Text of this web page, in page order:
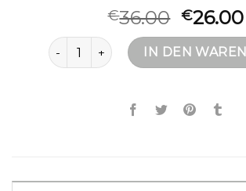
€36.00 €26.00
kleine handtasche damen Menge
IN DEN